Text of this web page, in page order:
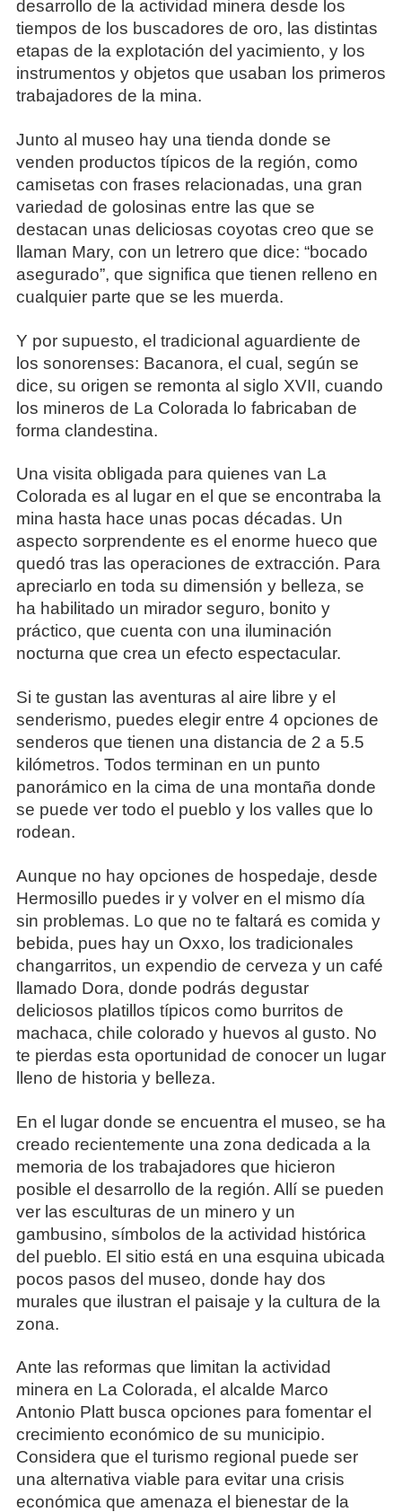
desarrollo de la actividad minera desde los
tiempos de los buscadores de oro, las distintas
etapas de la explotación del yacimiento, y los
instrumentos y objetos que usaban los primeros
trabajadores de la mina.
Junto al museo hay una tienda donde se
venden productos típicos de la región, como
camisetas con frases relacionadas, una gran
variedad de golosinas entre las que se
destacan unas deliciosas coyotas creo que se
llaman Mary, con un letrero que dice: “bocado
asegurado”, que significa que tienen relleno en
cualquier parte que se les muerda.
Y por supuesto, el tradicional aguardiente de
los sonorenses: Bacanora, el cual, según se
dice, su origen se remonta al siglo XVII, cuando
los mineros de La Colorada lo fabricaban de
forma clandestina.
Una visita obligada para quienes van La
Colorada es al lugar en el que se encontraba la
mina hasta hace unas pocas décadas. Un
aspecto sorprendente es el enorme hueco que
quedó tras las operaciones de extracción. Para
apreciarlo en toda su dimensión y belleza, se
ha habilitado un mirador seguro, bonito y
práctico, que cuenta con una iluminación
nocturna que crea un efecto espectacular.
Si te gustan las aventuras al aire libre y el
senderismo, puedes elegir entre 4 opciones de
senderos que tienen una distancia de 2 a 5.5
kilómetros. Todos terminan en un punto
panorámico en la cima de una montaña donde
se puede ver todo el pueblo y los valles que lo
rodean.
Aunque no hay opciones de hospedaje, desde
Hermosillo puedes ir y volver en el mismo día
sin problemas. Lo que no te faltará es comida y
bebida, pues hay un Oxxo, los tradicionales
changarritos, un expendio de cerveza y un café
llamado Dora, donde podrás degustar
deliciosos platillos típicos como burritos de
machaca, chile colorado y huevos al gusto. No
te pierdas esta oportunidad de conocer un lugar
lleno de historia y belleza.
En el lugar donde se encuentra el museo, se ha
creado recientemente una zona dedicada a la
memoria de los trabajadores que hicieron
posible el desarrollo de la región. Allí se pueden
ver las esculturas de un minero y un
gambusino, símbolos de la actividad histórica
del pueblo. El sitio está en una esquina ubicada
pocos pasos del museo, donde hay dos
murales que ilustran el paisaje y la cultura de la
zona.
Ante las reformas que limitan la actividad
minera en La Colorada, el alcalde Marco
Antonio Platt busca opciones para fomentar el
crecimiento económico de su municipio.
Considera que el turismo regional puede ser
una alternativa viable para evitar una crisis
económica que amenaza el bienestar de la